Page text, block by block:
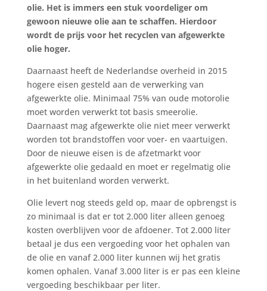
olie. Het is immers een stuk voordeliger om
gewoon nieuwe olie aan te schaffen. Hierdoor
wordt de prijs voor het recyclen van afgewerkte
olie hoger.
Daarnaast heeft de Nederlandse overheid in 2015
hogere eisen gesteld aan de verwerking van
afgewerkte olie. Minimaal 75% van oude motorolie
moet worden verwerkt tot basis smeerolie.
Daarnaast mag afgewerkte olie niet meer verwerkt
worden tot brandstoffen voor voer- en vaartuigen.
Door de nieuwe eisen is de afzetmarkt voor
afgewerkte olie gedaald en moet er regelmatig olie
in het buitenland worden verwerkt.
Olie levert nog steeds geld op, maar de opbrengst is
zo minimaal is dat er tot 2.000 liter alleen genoeg
kosten overblijven voor de afdoener. Tot 2.000 liter
betaal je dus een vergoeding voor het ophalen van
de olie en vanaf 2.000 liter kunnen wij het gratis
komen ophalen. Vanaf 3.000 liter is er pas een kleine
vergoeding beschikbaar per liter.